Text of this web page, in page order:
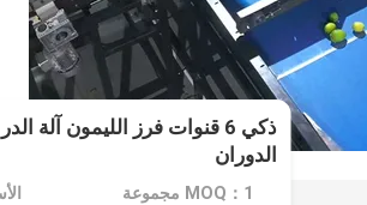
الدوران
MOQ：1 مجموعة